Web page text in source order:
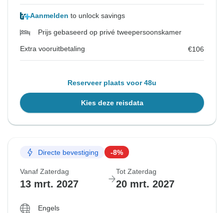
Aanmelden to unlock savings
Prijs gebaseerd op privé tweepersoonskamer
Extra vooruitbetaling €106
Reserveer plaats voor 48u
Kies deze reisdata
Directe bevestiging -8%
Vanaf Zaterdag
13 mrt. 2027
Tot Zaterdag
20 mrt. 2027
Engels